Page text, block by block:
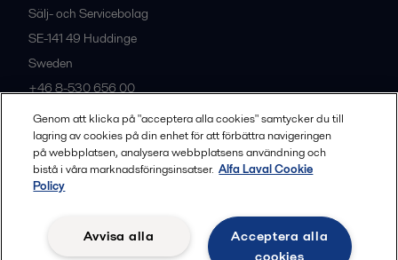
Sälj- och Servicebolag
SE-141 49 Huddinge
Sweden
+46 8-530 656 00
Alla kontor och partners
Legal terms and conditions
Community guidelines
Genom att klicka på "acceptera alla cookies" samtycker du till
lagring av cookies på din enhet för att förbättra navigeringen
på webbplatsen, analysera webbplatsens användning och
bistå i våra marknadsföringsinsatser. Alfa Laval Cookie
Policy
Acceptera alla
cookies
Avvisa alla